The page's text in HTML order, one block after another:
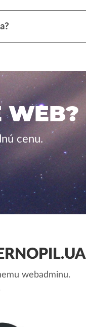
WEB?
cenu.
webadminu.